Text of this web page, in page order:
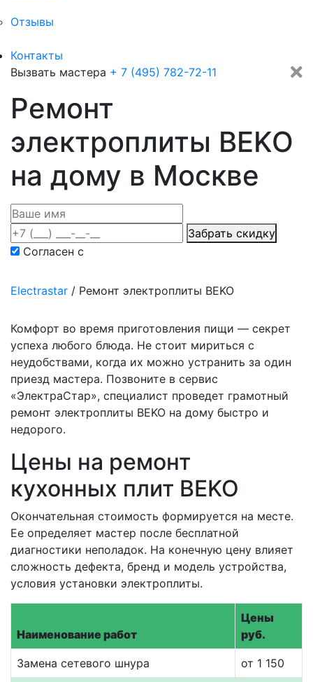
Отзывы
Контакты
Вызвать мастера + 7 (495) 782-72-11
Ремонт
электроплиты BEKO
на дому в Москве
Забрать скидку
Согласен с
Electrastar / Ремонт электроплиты BEKO
Комфорт во время приготовления пищи — секрет
успеха любого блюда. Не стоит мириться с
неудобствами, когда их можно устранить за один
приезд мастера. Позвоните в сервис
«ЭлектраСтар», специалист проведет грамотный
ремонт электроплиты BEKO на дому быстро и
недорого.
Цены на ремонт
кухонных плит BEKO
Окончательная стоимость формируется на месте.
Ее определяет мастер после бесплатной
диагностики неполадок. На конечную цену влияет
сложность дефекта, бренд и модель устройства,
условия установки электроплиты.
Наименование работ
Цены
руб.
Замена сетевого шнура от 1 150